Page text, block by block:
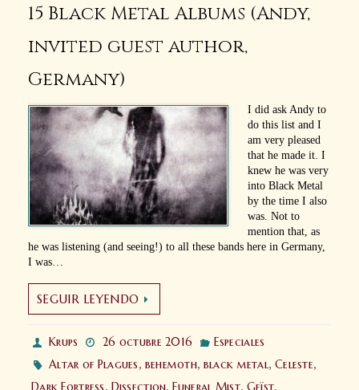
15 Black Metal Albums (Andy,
invited guest author,
Germany)
I did ask Andy to
do this list and I
am very pleased
that he made it. I
knew he was very
into Black Metal
by the time I also
was. Not to
mention that, as
he was listening (and seeing!) to all these bands here in Germany,
I was…
SEGUIR LEYENDO
Krups 26 octubre 2016
Especiales
Altar of Plagues, behemoth, black metal,Celeste,
Dark Fortress, Dissection,Funeral Mist, Geïst,